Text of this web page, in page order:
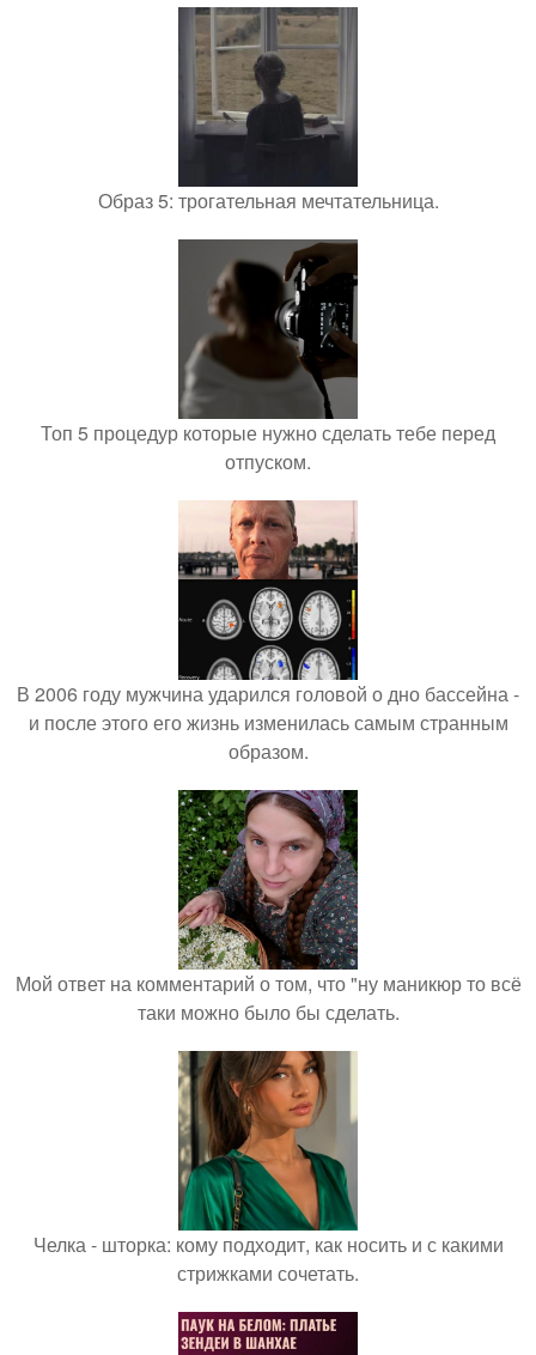
Образ 5: трогательная мечтательница.
Топ 5 процедур которые нужно сделать тебе перед
отпуском.
В 2006 году мужчина ударился головой о дно бассейна -
и после этого его жизнь изменилась самым странным
образом.
Мой ответ на комментарий о том, что "ну маникюр то всё
таки можно было бы сделать.
Челка - шторка: кому подходит, как носить и с какими
стрижками сочетать.